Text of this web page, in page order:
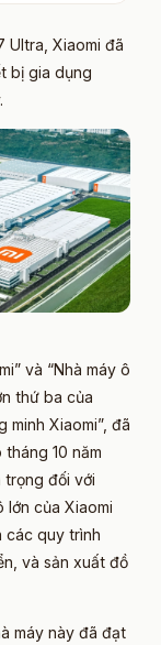
Ultra, Xiaomi đã
bị gia dụng
và “Nhà máy ô
thứ ba của
minh Xiaomi”, đã
10 năm
trọng đối với
lớn của Xiaomi
các quy trình
và sản xuất đồ
máy này đã đạt